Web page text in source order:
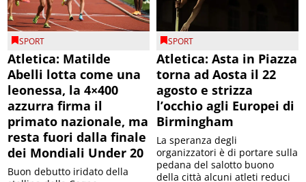
SPORT
Atletica: Matilde
Abelli lotta come una
leonessa, la 4×400
azzurra firma il
primato nazionale, ma
resta fuori dalla finale
dei Mondiali Under 20
Buon debutto iridato della
SPORT
Atletica: Asta in Piazza
torna ad Aosta il 22
agosto e strizza
l’occhio agli Europei di
Birmingham
La speranza degli
organizzatori è di portare sulla
pedana del salotto buono
della città alcuni atleti reduci